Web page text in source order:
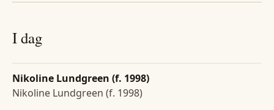
I dag
Nikoline Lundgreen (f. 1998)
Nikoline Lundgreen (f. 1998)